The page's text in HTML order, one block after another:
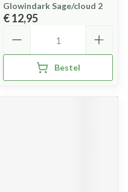
Glowindark Sage/cloud 2
€ 12,95
Bestel